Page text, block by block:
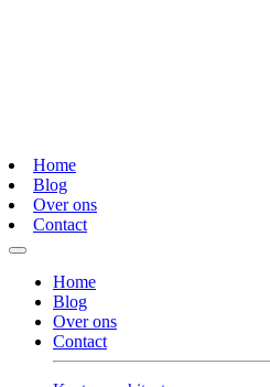
Home
Blog
Over ons
Contact
Home
Blog
Over ons
Contact